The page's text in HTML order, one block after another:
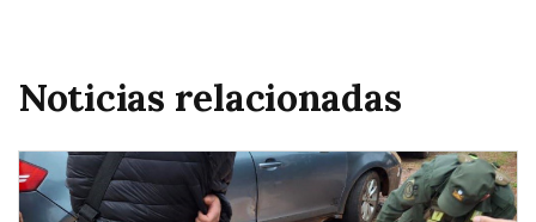
Noticias relacionadas